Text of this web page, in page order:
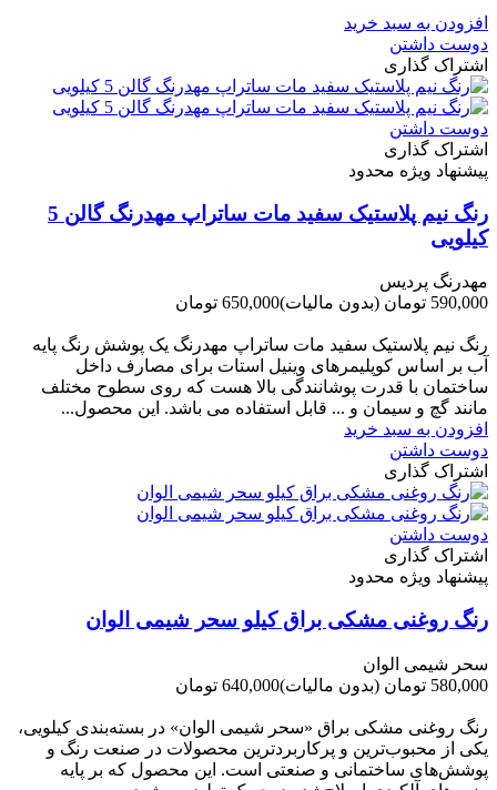
افزودن به سبد خرید
دوست داشتن
اشتراک گذاری
دوست داشتن
اشتراک گذاری
پیشنهاد ویژه محدود
رنگ نیم پلاستیک سفید مات ساتراپ مهدرنگ گالن 5
کیلویی
مهدرنگ پردیس
590,000 تومان
(بدون مالیات)650,000 تومان
رنگ نیم پلاستیک سفید مات ساتراپ مهدرنگ یک پوشش رنگ پایه
آب بر اساس کوپلیمرهای وینیل استات برای مصارف داخل
ساختمان با قدرت پوشانندگی بالا هست که روی سطوح مختلف
مانند گچ و سیمان و ... قابل استفاده می باشد. این محصول...
افزودن به سبد خرید
دوست داشتن
اشتراک گذاری
دوست داشتن
اشتراک گذاری
پیشنهاد ویژه محدود
رنگ روغنی مشکی براق کیلو سحر شیمی الوان
سحر شیمی الوان
580,000 تومان
(بدون مالیات)640,000 تومان
رنگ روغنی مشکی براق «سحر شیمی الوان» در بسته‌بندی کیلویی،
یکی از محبوب‌ترین و پرکاربردترین محصولات در صنعت رنگ و
پوشش‌های ساختمانی و صنعتی است. این محصول که بر پایه